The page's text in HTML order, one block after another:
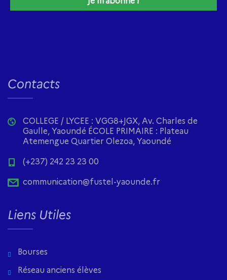
Contacts
COLLEGE / LYCEE : VGG8+JGX, Av. Charles de
Gaulle, Yaoundé ÉCOLE PRIMAIRE : Plateau
Atemengue Quartier Olezoa, Yaoundé
(+237) 242 23 23 00
communication@fustel-yaounde.fr
Liens Utiles
Bourses
Réseau anciens élèves